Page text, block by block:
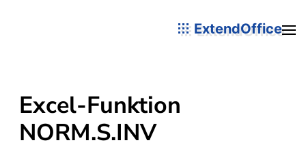
ExtendOffice
Excel-Funktion
NORM.S.INV